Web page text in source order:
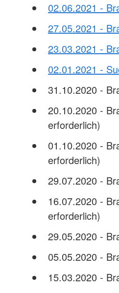
02.06.2021 -
27.05.2021 -
23.03.2021 -
02.01.2021 -
31.10.2020 -
20.10.2020 -
erforderlich)
01.10.2020 -
erforderlich)
29.07.2020 -
16.07.2020 -
erforderlich)
29.05.2020 -
05.05.2020 -
15.03.2020 -